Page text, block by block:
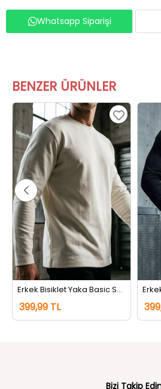
Erkek Bisiklet Yaka Basic Sweatshirt Krem
399,99 TL